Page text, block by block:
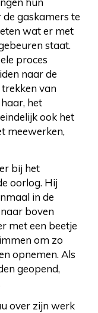
gaskamers te
wat er met
staat.
proces
naar de
van
het
ook het
meewerken,
bij het
oorlog. Hij
in de
boven
met een beetje
om zo
opnemen. Als
geopend,
over zijn werk